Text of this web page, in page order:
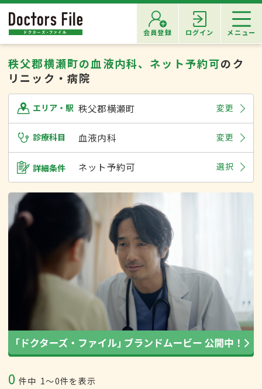
会員登録 ログイン メニュー
秩父郡横瀬町の血液内科、ネット予約可のク
リニック・病院
エリア・駅 秩父郡横瀬町 変更
診療科目 血液内科 変更
詳細条件 ネット予約可 選択
0 件中 1〜0件を表示